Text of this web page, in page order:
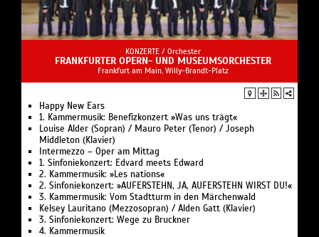
KONZERTE / Orchester
FRANKFURTER OPERN- UND MUSEUMSORCHESTER
Frankfurt am Main, Willy-Brandt-Platz
Happy New Ears
1. Kammermusik: Benefizkonzert »Was uns trägt«
Louise Alder (Sopran) / Mauro Peter (Tenor) / Joseph
Middleton (Klavier)
Intermezzo – Oper am Mittag
1. Sinfoniekonzert: Edvard meets Edward
2. Kammermusik: »Les nations«
2. Sinfoniekonzert: »AUFERSTEHN, JA, AUFERSTEHN WIRST DU!«
3. Kammermusik: Vom Stadtturm in den Märchenwald
Kelsey Lauritano (Mezzosopran) / Alden Gatt (Klavier)
3. Sinfoniekonzert: Wege zu Bruckner
4. Kammermusik